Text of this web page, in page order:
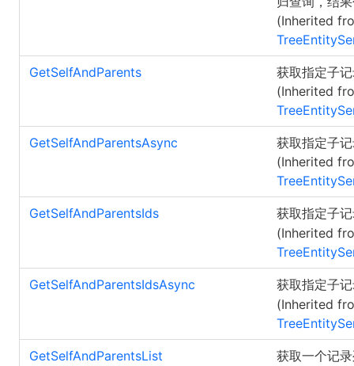
(Inherited
GetSelfAndParents
获取指定子
(Inherited
GetSelfAndParentsAsync
获取指定子
(Inherited
GetSelfAndParentsIds
获取指定子
(Inherited
GetSelfAndParentsIdsAsync
获取指定子
(Inherited
GetSelfAndParentsList
获取一个记